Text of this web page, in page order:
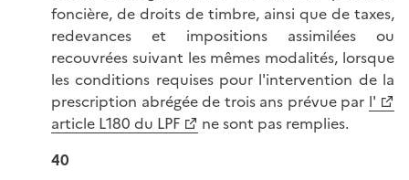
foncière, de droits de timbre, ainsi que de taxes,
redevances et impositions assimilées ou
recouvrées suivant les mêmes modalités, lorsque
les conditions requises pour l'intervention de la
prescription abrégée de trois ans prévue par l'
article L180 du LPF
ne sont pas remplies.
40